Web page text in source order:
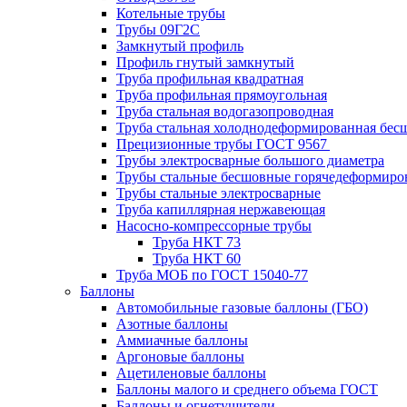
Котельные трубы
Трубы 09Г2С
Замкнутый профиль
Профиль гнутый замкнутый
Труба профильная квадратная
Труба профильная прямоугольная
Труба стальная водогазопроводная
Труба стальная холоднодеформированная
Прецизионные трубы ГОСТ 9567
Трубы электросварные большого диаметра
Трубы стальные бесшовные
Трубы стальные электросварные
Труба капиллярная нержавеющая
Насосно-компрессорные трубы
Труба НКТ 73
Труба НКТ 60
Труба МОБ по ГОСТ 15040-77
Баллоны
Автомобильные газовые баллоны (ГБО)
Азотные баллоны
Аммиачные баллоны
Аргоновые баллоны
Ацетиленовые баллоны
Баллоны малого и среднего объема ГОСТ